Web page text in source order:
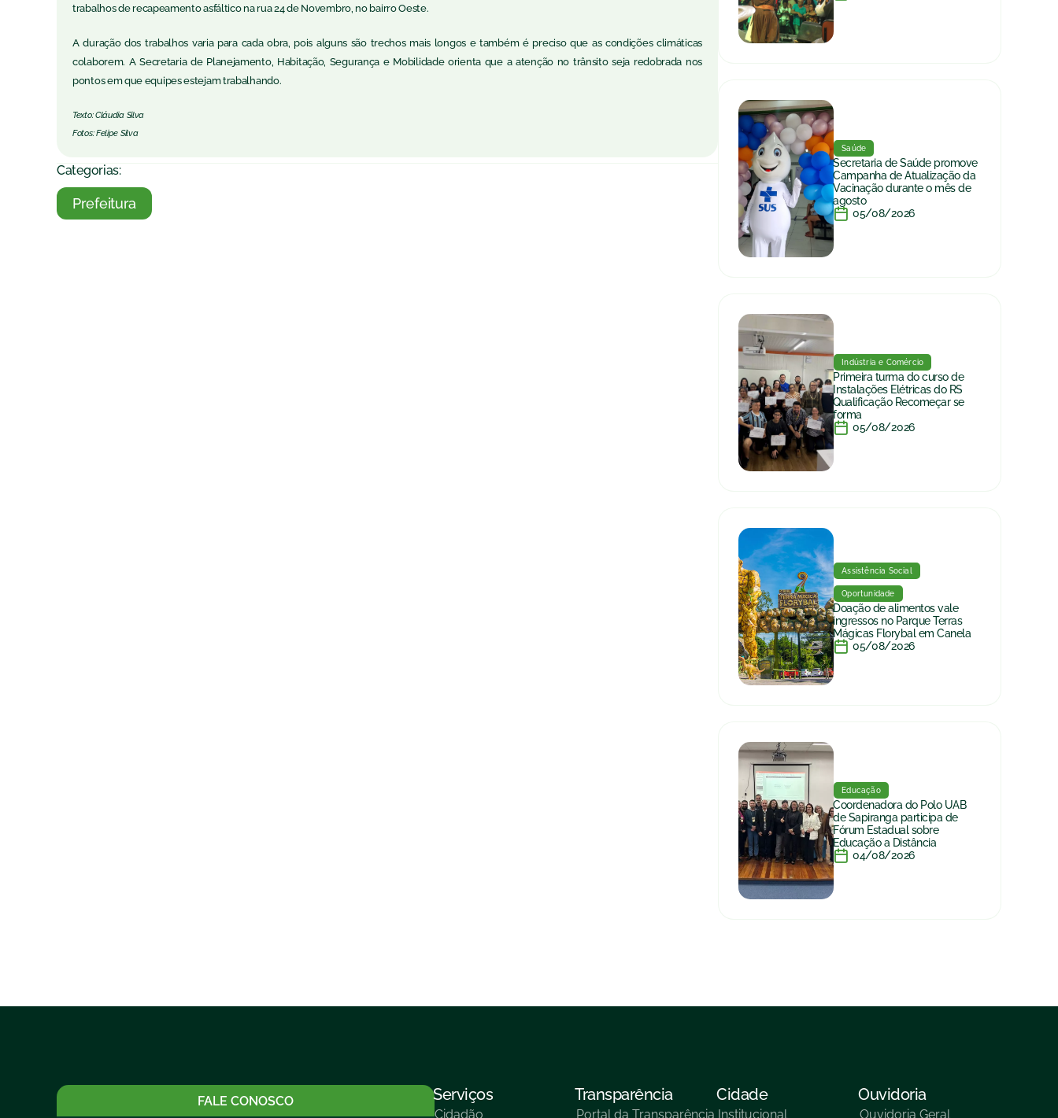
trabalhos de recapeamento asfáltico na rua 24 de Novembro, no bairro Oeste.
A duração dos trabalhos varia para cada obra, pois alguns são trechos mais longos e também é preciso que as condições climáticas
colaborem. A Secretaria de Planejamento, Habitação, Segurança e Mobilidade orienta que a atenção no trânsito seja redobrada nos
pontos em que equipes estejam trabalhando.
Texto: Cláudia Silva
Fotos: Felipe Silva
Categorias:
Prefeitura
Saúde
Secretaria de Saúde promove
Campanha de Atualização da
Vacinação durante o mês de
agosto
05/08/2026
Indústria e Comércio
Primeira turma do curso de
Instalações Elétricas do RS
Qualificação Recomeçar se
forma
05/08/2026
Assistência Social
Oportunidade
Doação de alimentos vale
ingressos no Parque Terras
Mágicas Florybal em Canela
05/08/2026
Educação
Coordenadora do Polo UAB
de Sapiranga participa de
Fórum Estadual sobre
Educação a Distância
04/08/2026
FALE CONOSCO Serviços
Cidadão
Transparência
Portal da Transparência
Cidade
Institucional
Ouvidoria
Ouvidoria Geral